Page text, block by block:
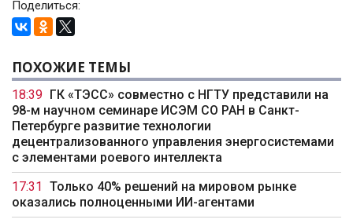
Поделиться:
ПОХОЖИЕ ТЕМЫ
18:39
ГК «ТЭСС» совместно с НГТУ представили на
98-м научном семинаре ИСЭМ СО РАН в Санкт-
Петербурге развитие технологии
децентрализованного управления энергосистемами
с элементами роевого интеллекта
17:31
Только 40% решений на мировом рынке
оказались полноценными ИИ-агентами